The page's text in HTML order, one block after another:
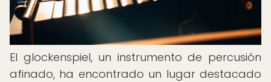
El glockenspiel, un instrumento de percusión
afinado, ha encontrado un lugar destacado